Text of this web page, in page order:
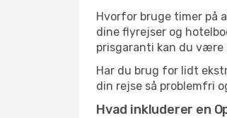
Hvorfor bruge timer på
dine flyrejser og
prisgaranti kan du
Har du brug for lidt
din rejse så problemfri
Hvad inkluderer en